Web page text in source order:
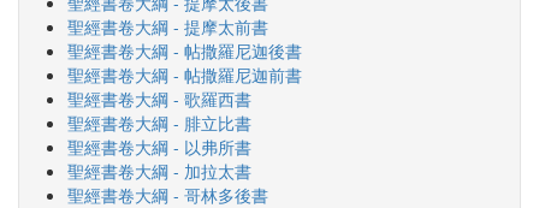
聖經書卷大綱 - 提摩太前書
聖經書卷大綱 - 帖撒羅尼迦後書
聖經書卷大綱 - 帖撒羅尼迦前書
聖經書卷大綱 - 歌羅西書
聖經書卷大綱 - 腓立比書
聖經書卷大綱 - 以弗所書
聖經書卷大綱 - 加拉太書
聖經書卷大綱 - 哥林多後書